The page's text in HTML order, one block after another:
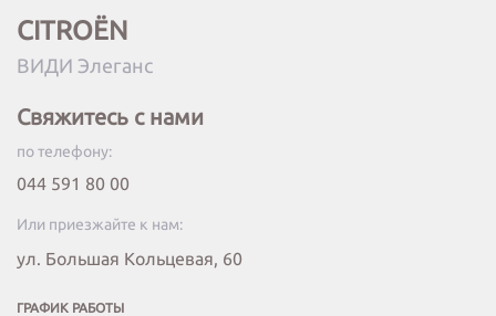
CITROËN
ВИДИ Элеганс
Свяжитесь с нами
по телефону:
044 591 80 00
Или приезжайте к нам:
ул. Большая Кольцевая, 60
ГРАФИК РАБОТЫ